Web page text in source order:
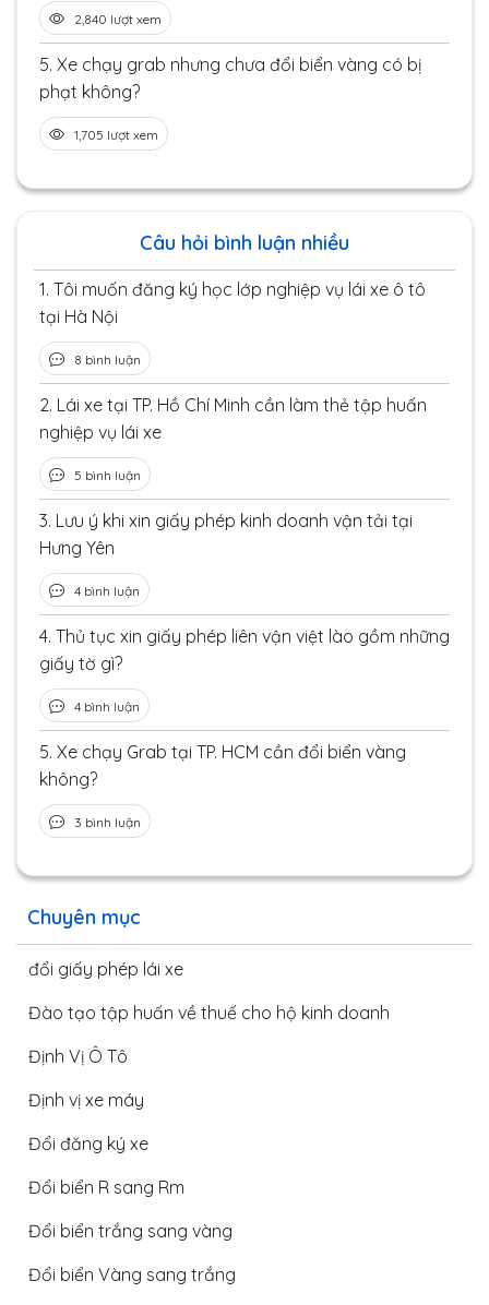
Chuyên mục
đổi giấy phép lái xe
Đào tạo tập huấn về thuế cho hộ kinh doanh
Định Vị Ô Tô
Định vị xe máy
Đổi đăng ký xe
Đổi biển R sang Rm
Đổi biển trắng sang vàng
Đổi biển Vàng sang trắng
2,840 lượt xem
5. Xe chạy grab nhưng chưa đổi biển vàng có bị
phạt không?
1,705 lượt xem
Câu hỏi bình luận nhiều
1. Tôi muốn đăng ký học lớp nghiệp vụ lái xe ô tô
tại Hà Nội
8 bình luận
2. Lái xe tại TP. Hồ Chí Minh cần làm thẻ tập huấn
nghiệp vụ lái xe
5 bình luận
3. Lưu ý khi xin giấy phép kinh doanh vận tải tại
Hưng Yên
4 bình luận
4. Thủ tục xin giấy phép liên vận việt lào gồm những
giấy tờ gì?
4 bình luận
5. Xe chạy Grab tại TP. HCM cần đổi biển vàng
không?
3 bình luận